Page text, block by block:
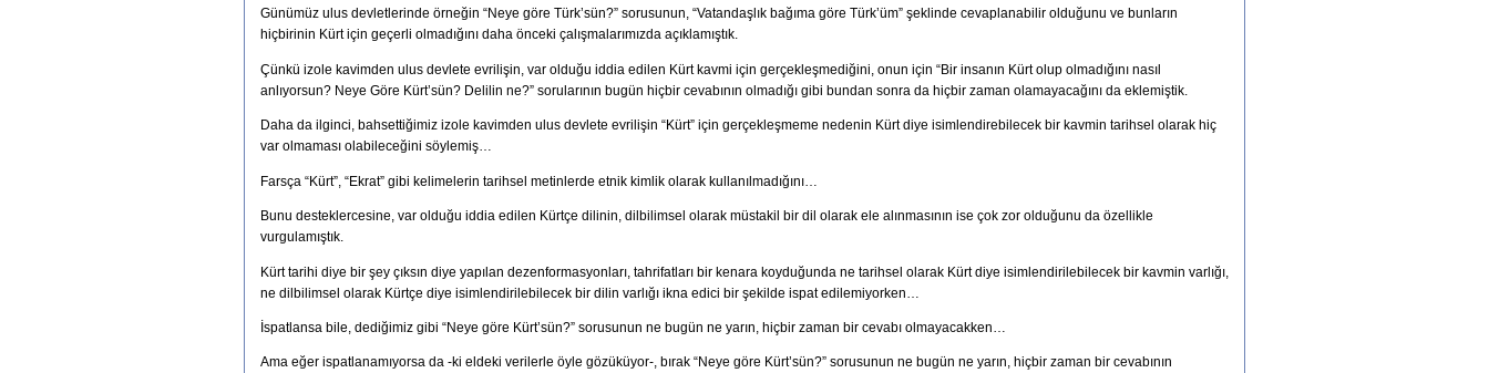
Günümüz ulus devletlerinde örneğin “Neye göre Türk’sün?” sorusunun, “Vatandaşlık bağıma göre Türk’üm” şeklinde cevaplanabilir olduğunu ve bunların
hiçbirinin Kürt için geçerli olmadığını daha önceki çalışmalarımızda açıklamıştık.
Çünkü izole kavimden ulus devlete evrilişin, var olduğu iddia edilen Kürt kavmi için gerçekleşmediğini, onun için “Bir insanın Kürt olup olmadığını nasıl
anlıyorsun? Neye Göre Kürt’sün? Delilin ne?” sorularının bugün hiçbir cevabının olmadığı gibi bundan sonra da hiçbir zaman olamayacağını da eklemiştik.
Daha da ilginci, bahsettiğimiz izole kavimden ulus devlete evrilişin “Kürt” için gerçekleşmeme nedenin Kürt diye isimlendirebilecek bir kavmin tarihsel olarak hiç
var olmaması olabileceğini söylemiş…
Farsça “Kürt”, “Ekrat” gibi kelimelerin tarihsel metinlerde etnik kimlik olarak kullanılmadığını…
Bunu desteklercesine, var olduğu iddia edilen Kürtçe dilinin, dilbilimsel olarak müstakil bir dil olarak ele alınmasının ise çok zor olduğunu da özellikle
vurgulamıştık.
Kürt tarihi diye bir şey çıksın diye yapılan dezenformasyonları, tahrifatları bir kenara koyduğunda ne tarihsel olarak Kürt diye isimlendirilebilecek bir kavmin varlığı,
ne dilbilimsel olarak Kürtçe diye isimlendirilebilecek bir dilin varlığı ikna edici bir şekilde ispat edilemiyorken…
İspatlansa bile, dediğimiz gibi “Neye göre Kürt’sün?” sorusunun ne bugün ne yarın, hiçbir zaman bir cevabı olmayacakken…
Ama eğer ispatlanamıyorsa da -ki eldeki verilerle öyle gözüküyor-, bırak “Neye göre Kürt’sün?” sorusunun ne bugün ne yarın, hiçbir zaman bir cevabının